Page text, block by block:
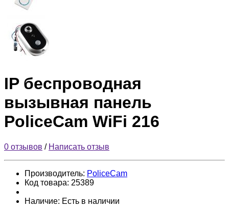
IP беспроводная
вызывная панель
PoliceCam WiFi 216
0 отзывов / Написать отзыв
Производитель: PoliceCam
Код товара: 25389
Наличие: Есть в наличии